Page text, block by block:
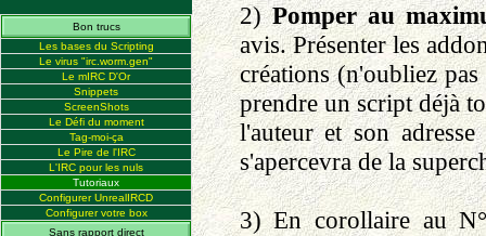
Bon trucs
Les bases du Scripting
Le virus "irc.worm.gen"
Le mIRC D'Or
Snippets
ScreenShots
Le Défi du moment
Tag-moi-ça
Le Pire de l'IRC
L'IRC pour les nuls
Tutoriaux
Configurer UnrealIRCD
Configurer votre box
Sans rapport direct
2)Pomper au
avis. Présenter les
créations (n'oubliez
prendre un script déjà
l'auteur et son
s'apercevra de la
3) En corollaire au